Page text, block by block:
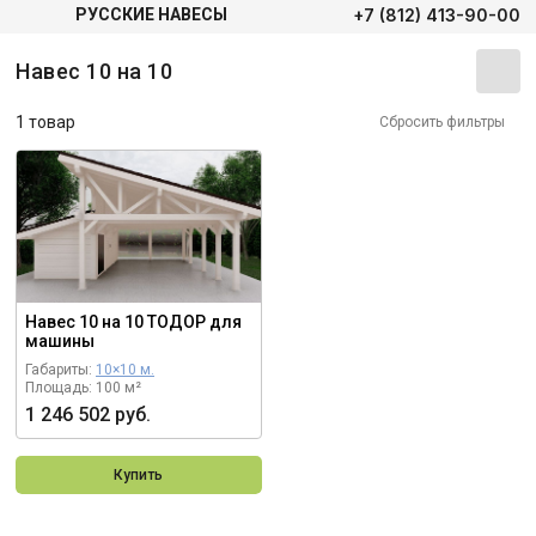
РУССКИЕ НАВЕСЫ +7 (812) 413-90-00
Навес 10 на 10
1 товар Сбросить фильтры
Навес 10 на 10 ТОДОР для
машины
Габариты: 10×10 м.
Площадь: 100 м²
1 246 502 руб.
Купить